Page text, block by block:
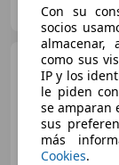
ES-28703 SAN
Con su
socios
almacenar,
como sus
IP y los
le piden
se amparan
sus
más
Cookies.